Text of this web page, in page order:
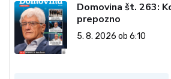
Domovina št. 263:
prepozno
5. 8. 2026 ob 6:10